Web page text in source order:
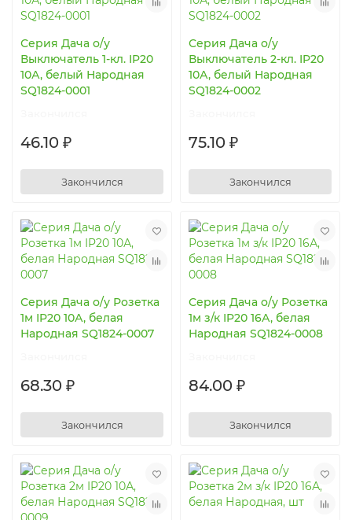
Серия Дача о/у
Выключатель 1-кл. IP20
10А, белый Народная
SQ1824-0001
46.10 ₽
Закончился
Серия Дача о/у
Выключатель 2-кл. IP20
10А, белый Народная
SQ1824-0002
75.10 ₽
Закончился
Серия Дача о/у Розетка
1м IP20 10А, белая
Народная SQ1824-0007
68.30 ₽
Закончился
Серия Дача о/у Розетка
1м з/к IP20 16А, белая
Народная SQ1824-0008
84.00 ₽
Закончился